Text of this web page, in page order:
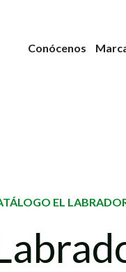
Conócenos
EL